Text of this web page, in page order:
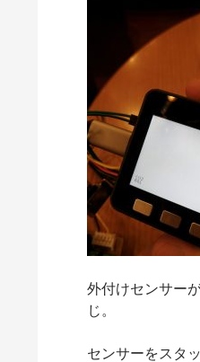
外付けセンサー
じ。
センサーをスタ